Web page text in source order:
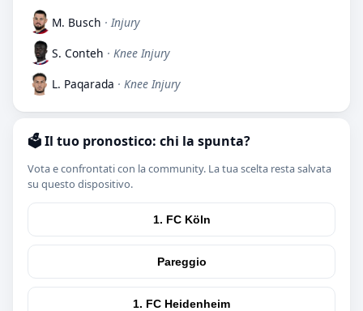
M. Busch · Injury
S. Conteh · Knee Injury
L. Paqarada · Knee Injury
🗳️ Il tuo pronostico: chi la spunta?
Vota e confrontati con la community. La tua scelta resta salvata
su questo dispositivo.
1. FC Köln
Pareggio
1. FC Heidenheim